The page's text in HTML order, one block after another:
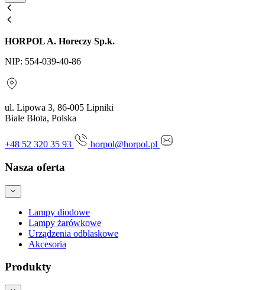
HORPOL A. Horeczy Sp.k.
NIP: 554-039-40-86
ul. Lipowa 3, 86-005 Lipniki
Białe Błota, Polska
+48 52 320 35 93 horpol@horpol.pl
Nasza oferta
Lampy diodowe
Lampy żarówkowe
Urządzenia odblaskowe
Akcesoria
Produkty